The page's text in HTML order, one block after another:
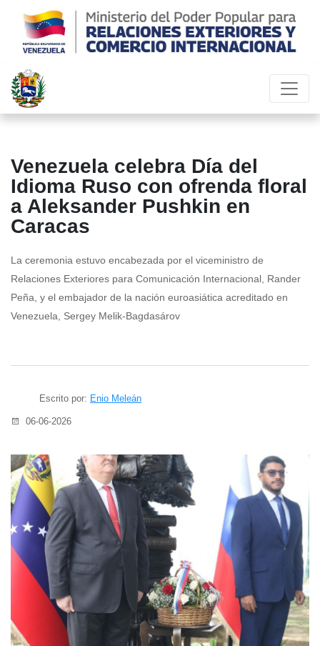
Venezuela celebra Día del
Idioma Ruso con ofrenda floral
a Aleksander Pushkin en
Caracas
La ceremonia estuvo encabezada por el viceministro de
Relaciones Exteriores para Comunicación Internacional, Rander
Peña, y el embajador de la nación euroasiática acreditado en
Venezuela, Sergey Melik-Bagdasárov
Escrito por: Enio Meleán
06-06-2026